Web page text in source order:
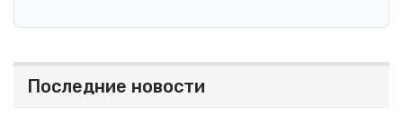
Последние новости